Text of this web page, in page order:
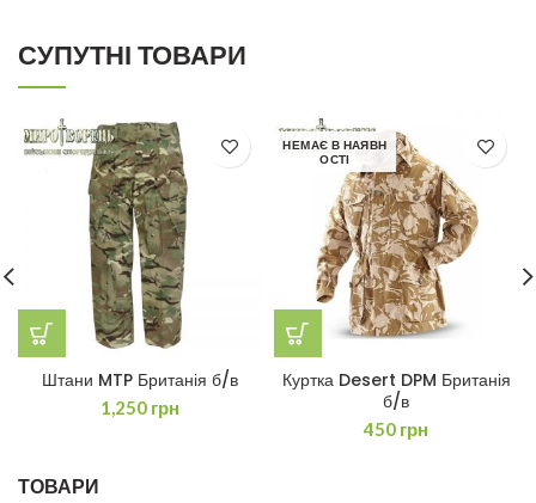
СУПУТНІ ТОВАРИ
Штани MTP Британія б/в
1,250 грн
НЕМАЄ В НАЯВН
ОСТІ
Куртка Desert DPM Британія
б/в
450 грн
ТОВАРИ